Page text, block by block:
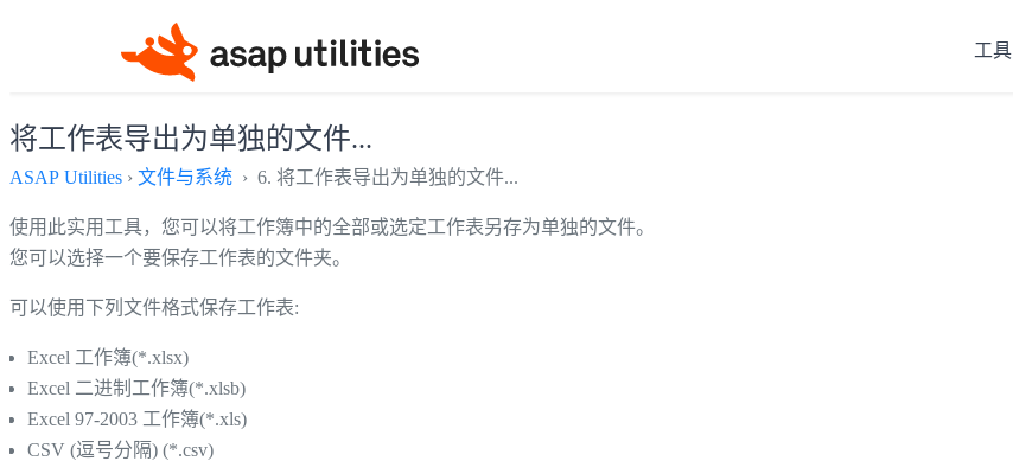
工具
将工作表导出为单独的文件...
ASAP Utilities › 文件与系统 › 6. 将工作表导出为单独的文件...
使用此实用工具，您可以将工作簿中的全部或选定工作表另存为单独的文件。
您可以选择一个要保存工作表的文件夹。
可以使用下列文件格式保存工作表:
Excel 工作簿(*.xlsx)
Excel 二进制工作簿(*.xlsb)
Excel 97-2003 工作簿(*.xls)
CSV (逗号分隔) (*.csv)